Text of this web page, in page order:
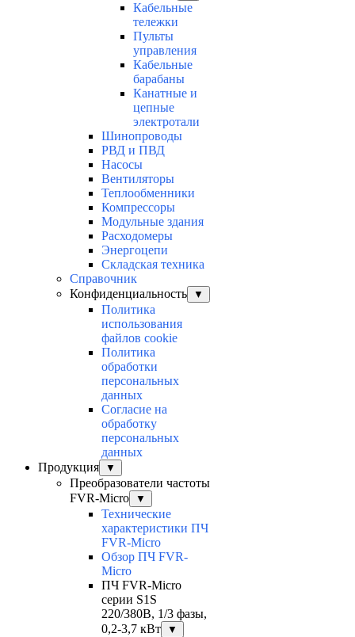
Кабельные
тележки
Пульты
управления
Кабельные
барабаны
Канатные и
цепные
электротали
Шинопроводы
РВД и ПВД
Насосы
Вентиляторы
Теплообменники
Компрессоры
Модульные здания
Расходомеры
Энергоцепи
Складская техника
Справочник
Конфиденциальность
▼
Политика
использования
файлов cookie
Политика
обработки
персональных
данных
Согласие на
обработку
персональных
данных
Продукция
▼
Преобразователи частоты
FVR-Micro
▼
Технические
характеристики ПЧ
FVR-Micro
Обзор ПЧ FVR-
Micro
ПЧ FVR-Micro
серии S1S
220/380В, 1/3 фазы,
0,2-3,7 кВт
▼